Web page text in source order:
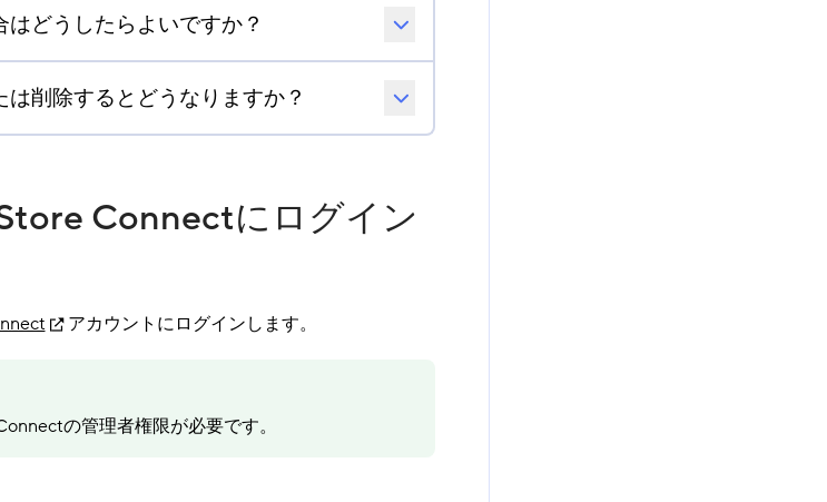
どうしたらよいですか？
削除するとどうなりますか？
Connectにログイン
アカウントにログインします。
の管理者権限が必要です。